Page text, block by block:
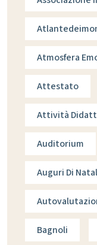
Atmosfera
Attestato
Attività
Auditorium
Auguri Di
Bagnoli